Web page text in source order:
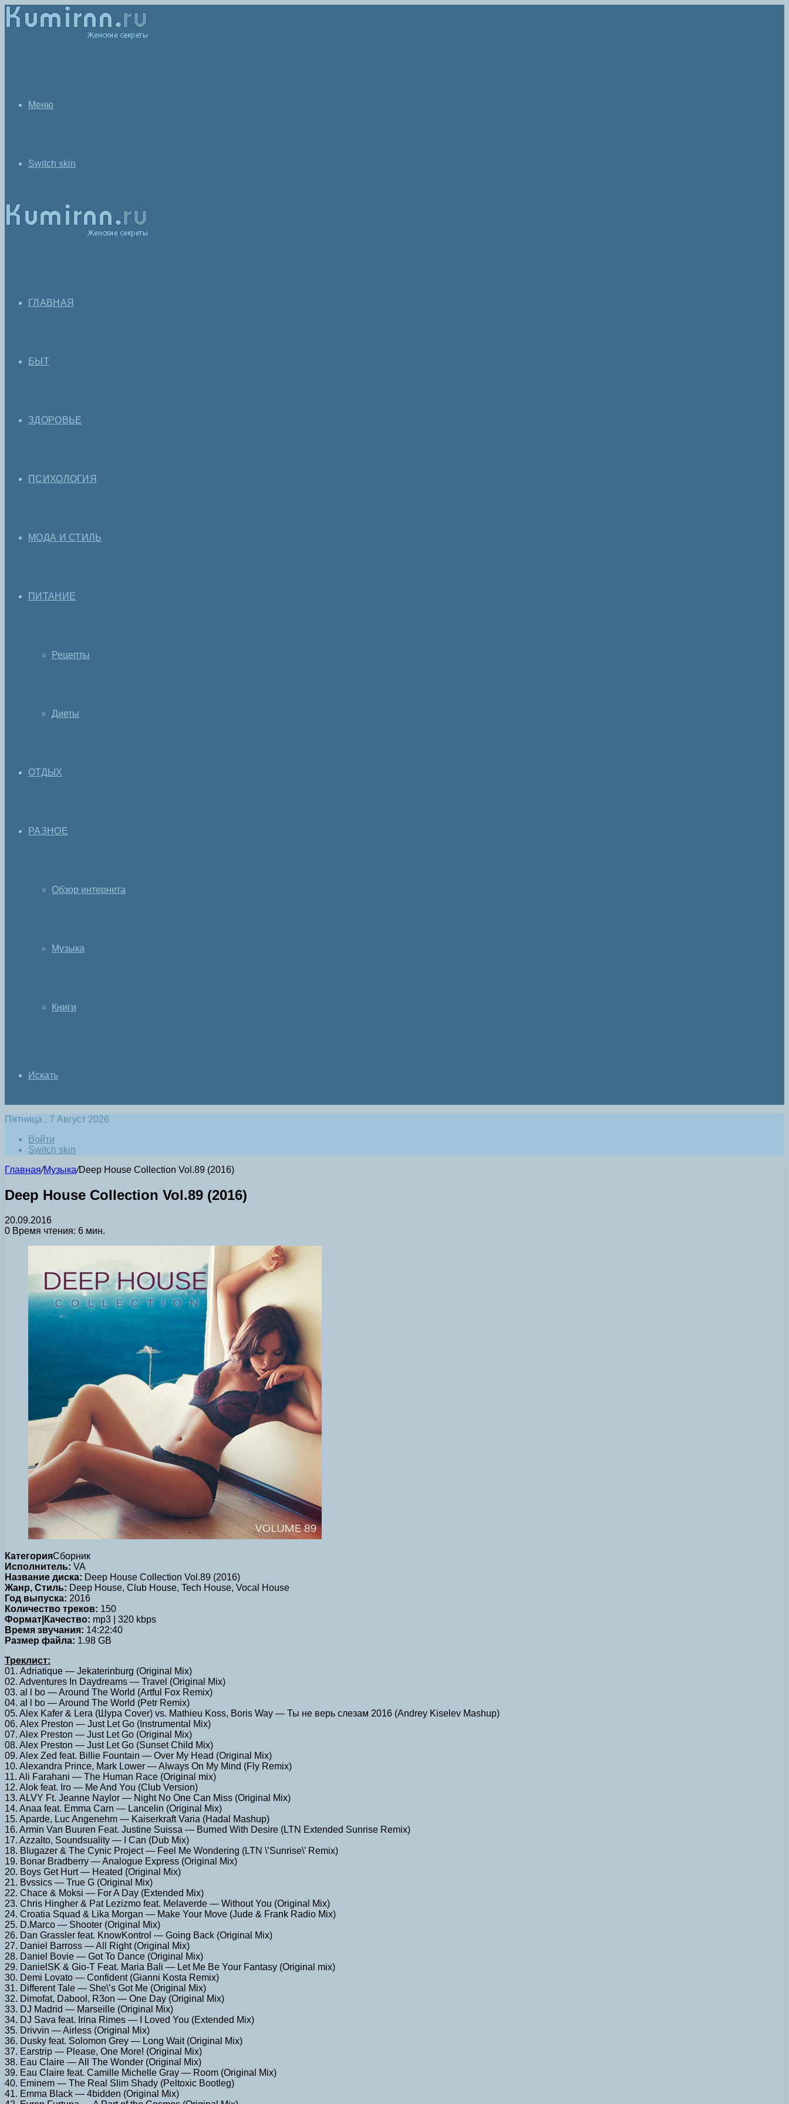
Меню
Switch skin
ГЛАВНАЯ
БЫТ
ЗДОРОВЬЕ
ПСИХОЛОГИЯ
МОДА И СТИЛЬ
ПИТАНИЕ
Рецепты
Диеты
ОТДЫХ
РАЗНОЕ
Обзор интернета
Музыка
Книги
Искать
Пятница , 7 Август 2026
Войти
Switch skin
Главная/Музыка/Deep House Collection Vol.89 (2016)
Deep House Collection Vol.89 (2016)
20.09.2016
0 Время чтения: 6 мин.
КатегорияСборник
Исполнитель: VA
Название диска: Deep House Collection Vol.89 (2016)
Жанр, Стиль: Deep House, Club House, Tech House, Vocal House
Год выпуска: 2016
Количество треков: 150
Формат|Качество: mp3 | 320 kbps
Время звучания: 14:22:40
Размер файла: 1.98 GB
Треклист:
01. Adriatique — Jekaterinburg (Original Mix)
02. Adventures In Daydreams — Travel (Original Mix)
03. al l bo — Around The World (Artful Fox Remix)
04. al l bo — Around The World (Petr Remix)
05. Alex Kafer & Lera (Шура Cover) vs. Mathieu Koss, Boris Way — Ты не верь слезам 2016 (Andrey Kiselev Mashup)
06. Alex Preston — Just Let Go (Instrumental Mix)
07. Alex Preston — Just Let Go (Original Mix)
08. Alex Preston — Just Let Go (Sunset Child Mix)
09. Alex Zed feat. Billie Fountain — Over My Head (Original Mix)
10. Alexandra Prince, Mark Lower — Always On My Mind (Fly Remix)
11. Ali Farahani — The Human Race (Original mix)
12. Alok feat. Iro — Me And You (Club Version)
13. ALVY Ft. Jeanne Naylor — Night No One Can Miss (Original Mix)
14. Anaa feat. Emma Carn — Lancelin (Original Mix)
15. Aparde, Luc Angenehm — Kaiserkraft Varia (Hadal Mashup)
16. Armin Van Buuren Feat. Justine Suissa — Burned With Desire (LTN Extended Sunrise Remix)
17. Azzalto, Soundsuality — I Can (Dub Mix)
18. Blugazer & The Cynic Project — Feel Me Wondering (LTN \’Sunrise\’ Remix)
19. Bonar Bradberry — Analogue Express (Original Mix)
20. Boys Get Hurt — Heated (Original Mix)
21. Bvssics — True G (Original Mix)
22. Chace & Moksi — For A Day (Extended Mix)
23. Chris Hingher & Pat Lezizmo feat. Melaverde — Without You (Original Mix)
24. Croatia Squad & Lika Morgan — Make Your Move (Jude & Frank Radio Mix)
25. D.Marco — Shooter (Original Mix)
26. Dan Grassler feat. KnowKontrol — Going Back (Original Mix)
27. Daniel Barross — All Right (Original Mix)
28. Daniel Bovie — Got To Dance (Original Mix)
29. DanielSK & Gio-T Feat. Maria Bali — Let Me Be Your Fantasy (Original mix)
30. Demi Lovato — Confident (Gianni Kosta Remix)
31. Different Tale — She\’s Got Me (Original Mix)
32. Dimofat, Dabool, R3on — One Day (Original Mix)
33. DJ Madrid — Marseille (Original Mix)
34. DJ Sava feat. Irina Rimes — I Loved You (Extended Mix)
35. Drivvin — Airless (Original Mix)
36. Dusky feat. Solomon Grey — Long Wait (Original Mix)
37. Earstrip — Please, One More! (Original Mix)
38. Eau Claire — All The Wonder (Original Mix)
39. Eau Claire feat. Camille Michelle Gray — Room (Original Mix)
40. Eminem — The Real Slim Shady (Peltoxic Bootleg)
41. Emma Black — 4bidden (Original Mix)